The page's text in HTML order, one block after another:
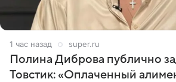
1 час назад super.ru
Полина Диброва публично
Товстик: «Оплаченный